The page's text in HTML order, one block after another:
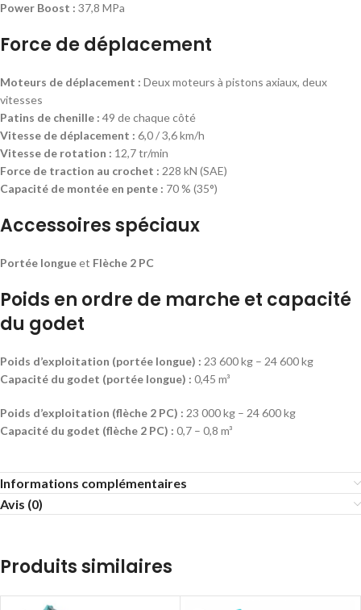
Power Boost : 37,8 MPa
Force de déplacement
Moteurs de déplacement : Deux moteurs à pistons axiaux, deux
vitesses
Patins de chenille : 49 de chaque côté
Vitesse de déplacement : 6,0 / 3,6 km/h
Vitesse de rotation : 12,7 tr/min
Force de traction au crochet : 228 kN (SAE)
Capacité de montée en pente : 70 % (35°)
Accessoires spéciaux
Portée longueet Flèche 2 PC
Poids en ordre de marche et capacité
du godet
Poids d’exploitation (portée longue) : 23 600 kg – 24 600 kg
Capacité du godet (portée longue) : 0,45 m³
Poids d’exploitation (flèche 2 PC) : 23 000 kg – 24 600 kg
Capacité du godet (flèche 2 PC) : 0,7 – 0,8 m³
Informations complémentaires
Avis (0)
Produits similaires